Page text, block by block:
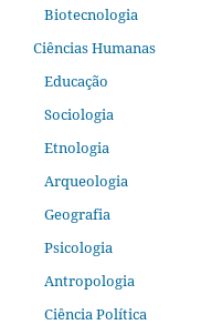
Biotecnologia
Ciências Humanas
Educação
Sociologia
Etnologia
Arqueologia
Geografia
Psicologia
Antropologia
Ciência Política